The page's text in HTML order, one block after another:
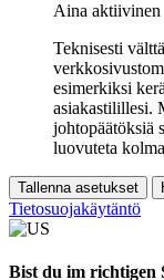
Aina aktiivinen
Teknisesti
esimerkiksi
asiakastilillesi.
johtopäätöksiä
luovuteta
Tallenna asetukset
Tietosuojakäytäntö
Bist du im richtigen